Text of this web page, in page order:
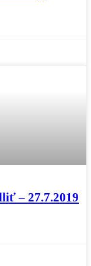
– 27.7.2019